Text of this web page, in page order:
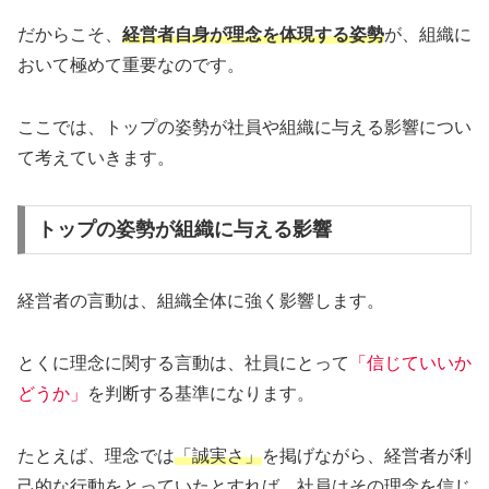
だからこそ、 経営者自身が理念を体現する姿勢が、組織に
おいて極めて重要なのです。
ここでは、トップの姿勢が社員や組織に与える影響につい
て考えていきます。
トップの姿勢が組織に与える影響
経営者の言動は、組織全体に強く影響します。
とくに理念に関する言動は、社員にとって
「信じていいか
どうか」
を判断する基準になります。
たとえば、理念では「誠実さ」を掲げながら、経営者が利